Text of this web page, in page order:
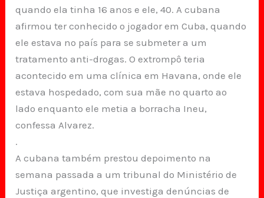
quando ela tinha 16 anos e ele, 40. A cubana
afirmou ter conhecido o jogador em Cuba, quando
ele estava no país para se submeter a um
tratamento anti-drogas. O extrompô teria
acontecido em uma clínica em Havana, onde ele
estava hospedado, com sua mãe no quarto ao
lado enquanto ele metia a borracha Ineu,
confessa Alvarez.
.
A cubana também prestou depoimento na
semana passada a um tribunal do Ministério de
Justiça argentino, que investiga denúncias de